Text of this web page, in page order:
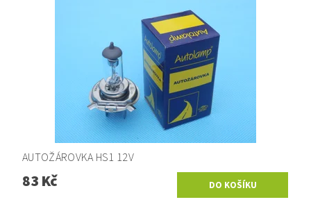
AUTOŽÁROVKA HS1 12V
83 Kč